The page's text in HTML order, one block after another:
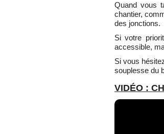
Quand vous
chantier,
des jonctions.
Si votre
accessible,
Si vous
souplesse du
VIDÉO :